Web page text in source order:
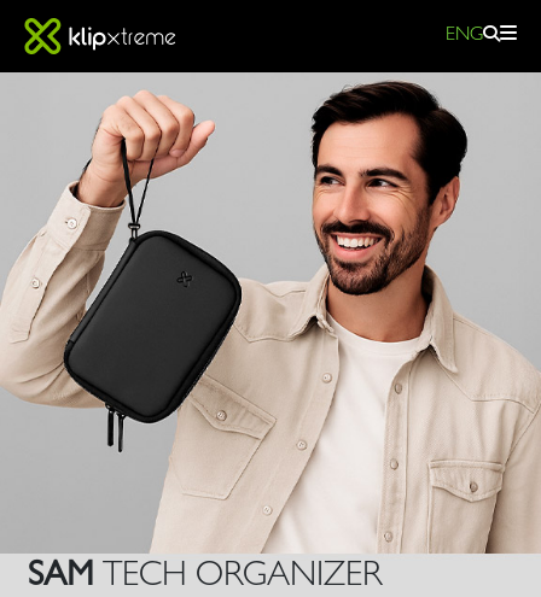
ENG
Tech
Organizer
|
Organizador
para
accesorios
tecnológicos
- SAM TECH ORGANIZER